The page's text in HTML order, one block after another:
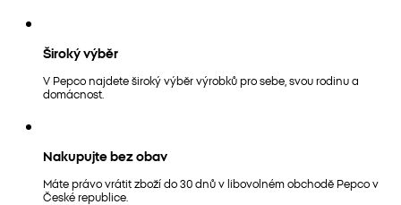
Široký výběr
V Pepco najdete široký výběr výrobků pro sebe, svou rodinu a
domácnost.
Nakupujte bez obav
Máte právo vrátit zboží do 30 dnů v libovolném obchodě Pepco v
České republice.